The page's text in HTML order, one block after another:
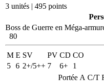
3 unités | 495 points
Boss de Guerre en Méga-
80
M E SV PV CD CO
5 6 2+/5++ 7 6+
1
Portée A C/T